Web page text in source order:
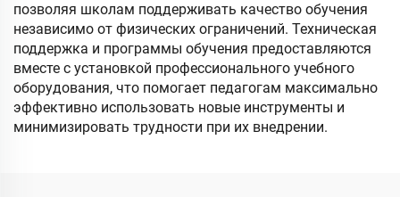
позволяя школам поддерживать качество обучения
независимо от физических ограничений. Техническая
поддержка и программы обучения предоставляются
вместе с установкой профессионального учебного
оборудования, что помогает педагогам максимально
эффективно использовать новые инструменты и
минимизировать трудности при их внедрении.